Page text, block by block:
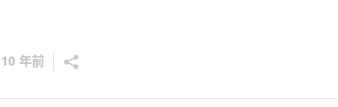
10 年前